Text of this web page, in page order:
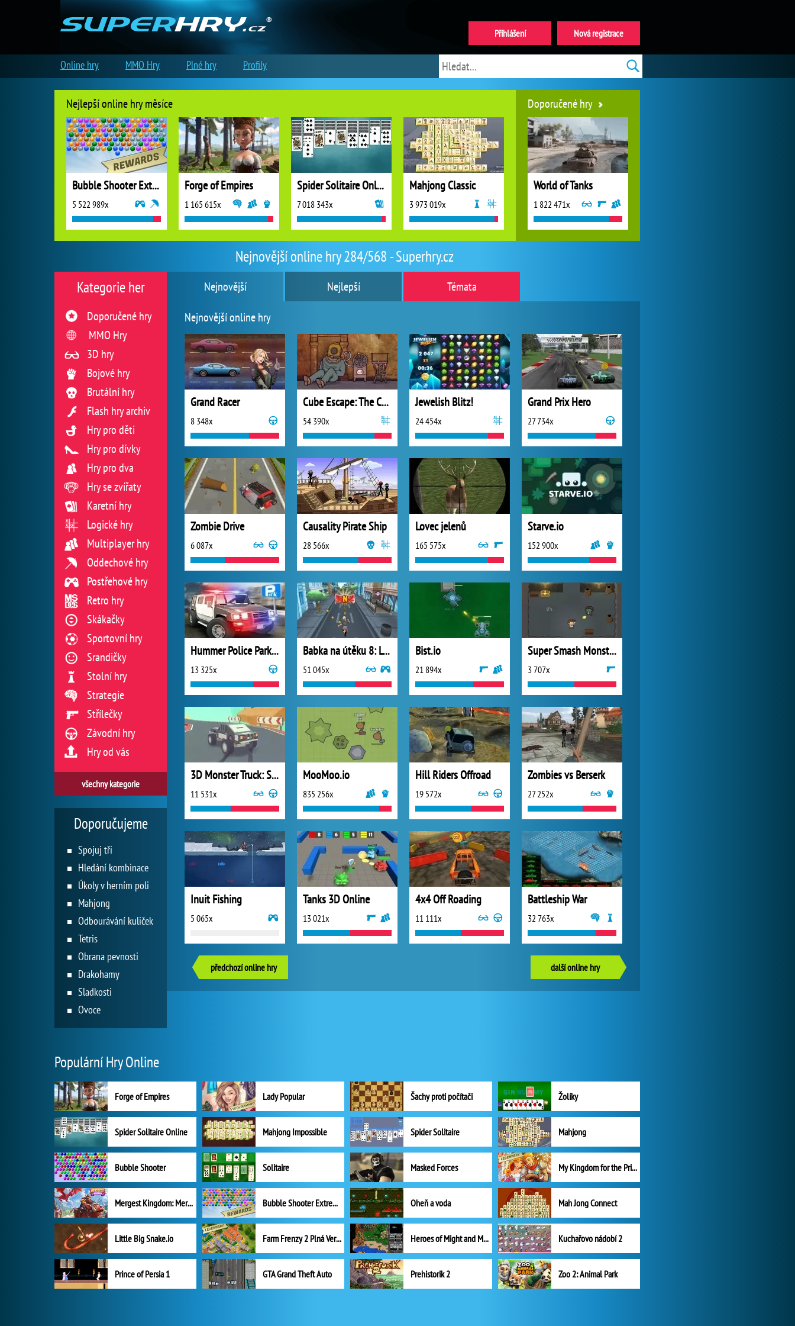
Nejnovější online hry 284/568 - Superhry.cz
Nejnovější Nejlepší
Témata
Nejnovější online hry
Grand Racer
8 348x
Cube Escape: The Cave
54 390x
Jewelish Blitz!
24 454x
Grand Prix Hero
27 734x
Zombie Drive
6 087x
Causality Pirate Ship
28 566x
Lovec jelenů
165 575x
Starve.io
152 900x
Hummer Police Parking
13 325x
Babka na útěku 8: Londýn
51 045x
Bist.io
21 894x
Super Smash Monsters
3 707x
3D Monster Truck: SkyRoads
11 531x
MooMoo.io
835 256x
Hill Riders Offroad
19 572x
Zombies vs Berserk
27 252x
Inuit Fishing
5 065x
Tanks 3D Online
13 021x
4x4 Off Roading
11 111x
Battleship War
32 763x
předchozí online hry další online hry
Kategorie her
Doporučené hry
MMO Hry
3D hry
Bojové hry
Brutální hry
Flash hry archiv
Hry pro děti
Hry pro dívky
Hry pro dva
Hry se zvířaty
Karetní hry
Logické hry
Multiplayer hry
Oddechové hry
Postřehové hry
Retro hry
Skákačky
Sportovní hry
Srandičky
Stolní hry
Strategie
Střílečky
Závodní hry
Hry od vás
všechny kategorie
Doporučujeme
Spojuj tři
Hledání kombinace
Úkoly v herním poli
Mahjong
Odbourávání kuliček
Tetris
Obrana pevnosti
Drakohamy
Sladkosti
Ovoce
Nejlepší online hry měsíce
Bubble Shooter Extreme
5 522 989x
Forge of Empires
1 165 615x
Spider Solitaire Online
7 018 343x
Mahjong Classic
3 973 019x
Doporučené hry
World of Tanks
1 822 471x
Lady Popular
My Free Zoo
Populární Hry Online
Forge of Empires Lady Popular Šachy proti počítači Žolíky
Spider Solitaire Online Mahjong Impossible Spider Solitaire Mahjong
Bubble Shooter Solitaire Masked Forces My Kingdom for the Princess Plná verze
Mergest Kingdom: Merge Puzzle Bubble Shooter Extreme Oheň a voda Mah Jong Connect
Little Big Snake.io Farm Frenzy 2 Plná Verze Heroes of Might and Magic II Kuchařovo nádobí 2
Prince of Persia 1 GTA Grand Theft Auto Prehistorik 2 Zoo 2: Animal Park
Nová registrace
Přihlášení
Online hry MMO Hry Plné hry Profily